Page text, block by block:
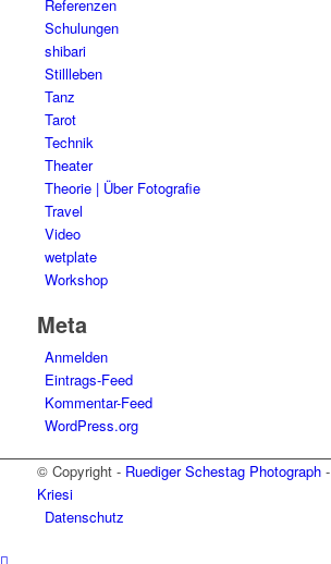
Referenzen
Schulungen
shibari
Stillleben
Tanz
Tarot
Technik
Theater
Theorie | Über Fotografie
Travel
Video
wetplate
Workshop
Meta
Anmelden
Eintrags-Feed
Kommentar-Feed
WordPress.org
© Copyright - Ruediger Schestag Photograph-
Kriesi
Datenschutz